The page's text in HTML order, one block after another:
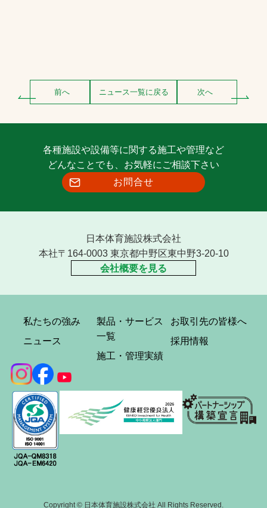
前へ ニュース一覧に戻る 次へ
各種施設や設備等に関する施工や管理など
どんなことでも、お気軽にご相談下さい
お問合せ
日本体育施設株式会社
本社〒164-0003 東京都中野区東中野3-20-10
会社概要を見る
私たちの強み
ニュース
製品・サービス
一覧
施工・管理実績
お取引先の皆様へ
採用情報
Copyright © 日本体育施設株式会社 All Rights Reserved.